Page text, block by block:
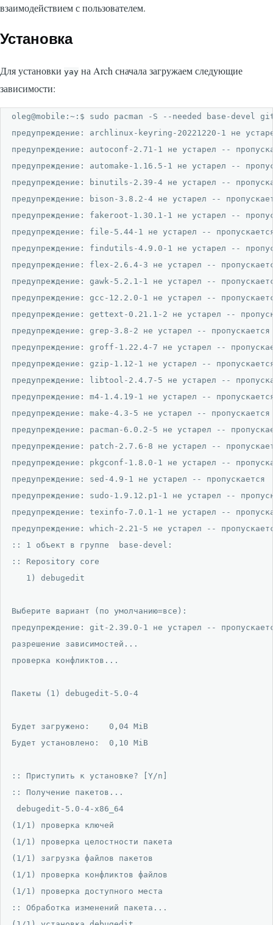
взаимодействием с пользователем.
Установка
Для установки yay на Arch сначала загружаем следующие
зависимости:
oleg@mobile:~:$ sudo pacman -S --needed base-devel
предупреждение: archlinux-keyring-20221220-1 не
предупреждение: autoconf-2.71-1 не устарел --
предупреждение: automake-1.16.5-1 не устарел --
предупреждение: binutils-2.39-4 не устарел --
предупреждение: bison-3.8.2-4 не устарел --
предупреждение: fakeroot-1.30.1-1 не устарел --
предупреждение: file-5.44-1 не устарел --
предупреждение: findutils-4.9.0-1 не устарел --
предупреждение: flex-2.6.4-3 не устарел --
предупреждение: gawk-5.2.1-1 не устарел --
предупреждение: gcc-12.2.0-1 не устарел --
предупреждение: gettext-0.21.1-2 не устарел --
предупреждение: grep-3.8-2 не устарел -- пропускается
предупреждение: groff-1.22.4-7 не устарел --
предупреждение: gzip-1.12-1 не устарел --
предупреждение: libtool-2.4.7-5 не устарел --
предупреждение: m4-1.4.19-1 не устарел --
предупреждение: make-4.3-5 не устарел -- пропускается
предупреждение: pacman-6.0.2-5 не устарел --
предупреждение: patch-2.7.6-8 не устарел --
предупреждение: pkgconf-1.8.0-1 не устарел --
предупреждение: sed-4.9-1 не устарел -- пропускается
предупреждение: sudo-1.9.12.p1-1 не устарел --
предупреждение: texinfo-7.0.1-1 не устарел --
предупреждение: which-2.21-5 не устарел --
:: 1 объект в группе  base-devel:
:: Repository core
1) debugedit
Выберите вариант (по умолчанию=все):
предупреждение: git-2.39.0-1 не устарел --
разрешение зависимостей...
проверка конфликтов...
Пакеты (1) debugedit-5.0-4
Будет загружено:    0,04 MiB
Будет установлено:  0,10 MiB
:: Приступить к установке? [Y/n]
:: Получение пакетов...
debugedit-5.0-4-x86_64
(1/1) проверка ключей
(1/1) проверка целостности пакета
(1/1) загрузка файлов пакетов
(1/1) проверка конфликтов файлов
(1/1) проверка доступного места
:: Обработка изменений пакета...